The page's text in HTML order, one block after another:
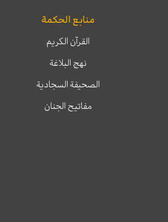
منابع الحكمة
القرآن الكريم
نهج البلاغة
الصحيفة السجادية
مفاتيح الجنان